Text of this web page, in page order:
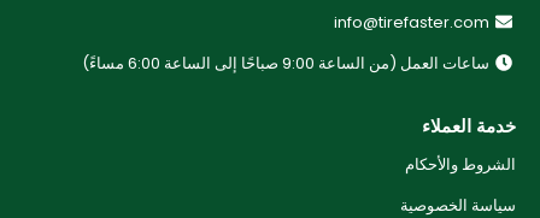
info@tirefaster.com
ساعات العمل (من الساعة 9:00 صباحًا إلى الساعة 6:00 مساءً)
خدمة العملاء
الشروط والأحكام
سياسة الخصوصية